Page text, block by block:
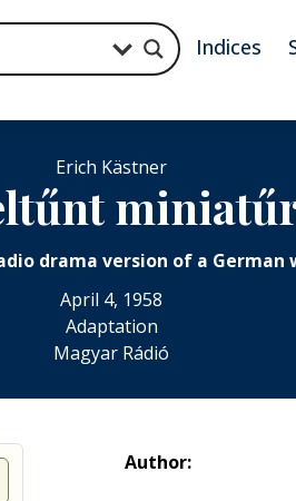
Indices
Erich Kästner
drama version of a German
April 4, 1958
Adaptation
Magyar Rádió
Author: